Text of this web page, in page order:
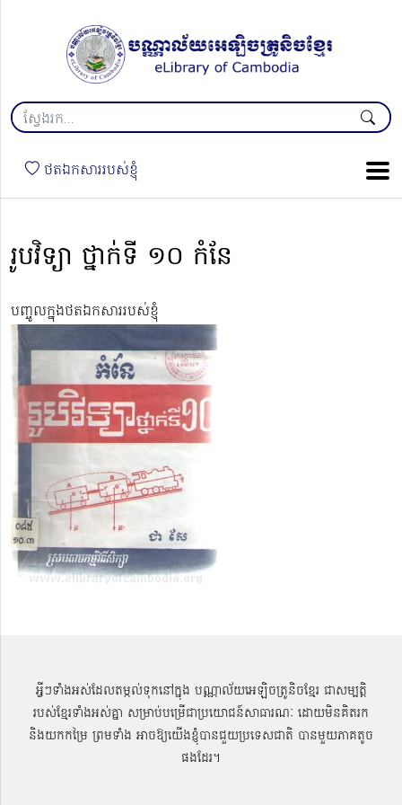
ថតឯកសាររបស់ខ្ញុំ
រូបវិទ្យា ថ្នាក់ទី ១០ កំនែ
បញ្ចូលក្នុងថតឯកសាររបស់ខ្ញុំ
អ្វីៗទាំងអស់ដែលតម្កល់ទុកនៅក្នុង បណ្ណាល័យអេឡិចត្រូនិចខ្មែរ ជាសម្បតិ្ត
របស់ខ្មែរទាំងអស់គ្នា សម្រាប់បម្រើជាប្រយោជន៍សាធារណៈ ដោយមិនគិតរក
និងយកកម្រៃ ព្រមទាំង អាចឱ្យយើងខ្ញុំបានជួយប្រទេសជាតិ បានមួយភាគតូច
ផងដែរ។